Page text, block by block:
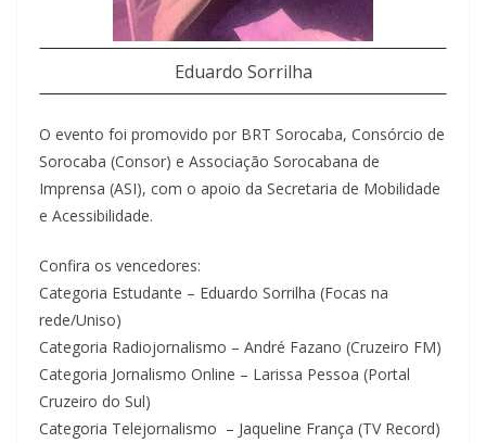
Eduardo Sorrilha
O evento foi promovido por BRT Sorocaba, Consórcio de
Sorocaba (Consor) e Associação Sorocabana de
Imprensa (ASI), com o apoio da Secretaria de Mobilidade
e Acessibilidade.
Confira os vencedores:
Categoria Estudante – Eduardo Sorrilha (Focas na
rede/Uniso)
Categoria Radiojornalismo – André Fazano (Cruzeiro FM)
Categoria Jornalismo Online – Larissa Pessoa (Portal
Cruzeiro do Sul)
Categoria Telejornalismo – Jaqueline França (TV Record)